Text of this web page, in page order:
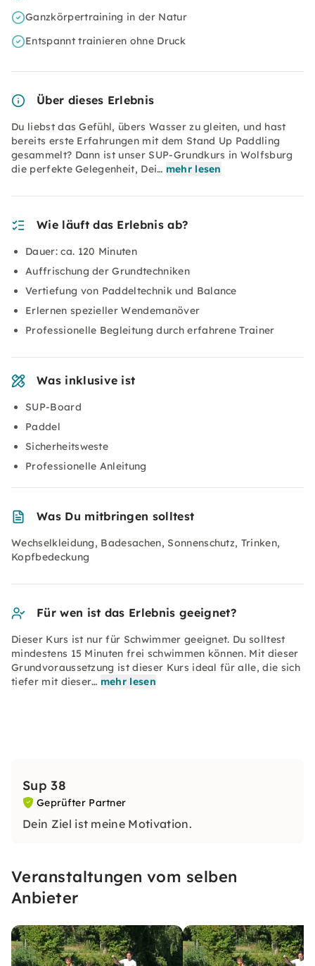
Ganzkörpertraining in der Natur
Entspannt trainieren ohne Druck
Über dieses Erlebnis
Du liebst das Gefühl, übers Wasser zu gleiten, und hast
bereits erste Erfahrungen mit dem Stand Up Paddling
gesammelt? Dann ist unser SUP-Grundkurs in Wolfsburg
die perfekte Gelegenheit, Dei… mehr lesen
Wie läuft das Erlebnis ab?
Dauer: ca. 120 Minuten
Auffrischung der Grundtechniken
Vertiefung von Paddeltechnik und Balance
Erlernen spezieller Wendemanöver
Professionelle Begleitung durch erfahrene Trainer
Was inklusive ist
SUP-Board
Paddel
Sicherheitsweste
Professionelle Anleitung
Was Du mitbringen solltest
Wechselkleidung, Badesachen, Sonnenschutz, Trinken,
Kopfbedeckung
Für wen ist das Erlebnis geeignet?
Dieser Kurs ist nur für Schwimmer geeignet. Du solltest
mindestens 15 Minuten frei schwimmen können. Mit dieser
Grundvoraussetzung ist dieser Kurs ideal für alle, die sich
tiefer mit dieser… mehr lesen
Sup 38
Geprüfter Partner
Dein Ziel ist meine Motivation.
Veranstaltungen vom selben
Anbieter